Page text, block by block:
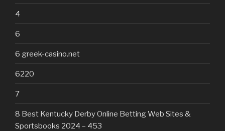
4
6
6 greek-casino.net
6220
7
8 Best Kentucky Derby Online Betting Web Sites &
Sportsbooks 2024 – 453